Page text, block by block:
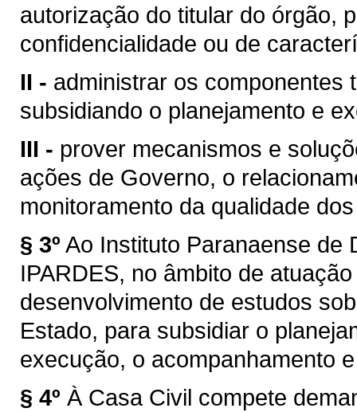
autorização do titular do órgão,
confidencialidade ou de
II - administrar os componentes
subsidiando o planejamento e
III - prover mecanismos e
ações de Governo, o
monitoramento da qualidade
§ 3º Ao Instituto Paranaense de
IPARDES, no âmbito de
desenvolvimento de estudos
Estado, para subsidiar o
execução, o acompanhamento
§ 4º À Casa Civil compete